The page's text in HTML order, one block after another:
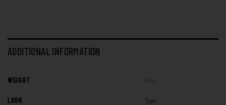
ADDITIONAL INFORMATION
WEIGHT 9 kg
LOOK Tops